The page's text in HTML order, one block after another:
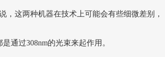
，这两种机器在技术上可能会有些细微差别，
通过308nm的光束来起作用。